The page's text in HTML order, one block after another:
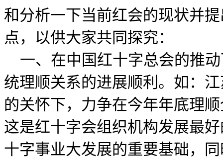
和分析一下当前红会的现状并
点，以供大家共同探究：
一、在中国红十字总会的推
统理顺关系的进展顺利。如：
的关怀下，力争在今年年底理
这是红十字会组织机构发展最
十字事业大发展的重要基础，